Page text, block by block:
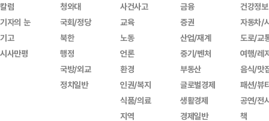
칼럼
기자의 눈
기고
시사만평
청와대
국회/정당
북한
행정
국방/외교
정치일반
사건사고
교육
노동
언론
환경
인권/복지
식품/의료
지역
금융
증권
산업/재계
중기/벤처
부동산
글로벌경제
생활경제
경제일반
건강정보
자동차/
도로/교
여행/레
음식/맛
패션/뷰
공연/전
책